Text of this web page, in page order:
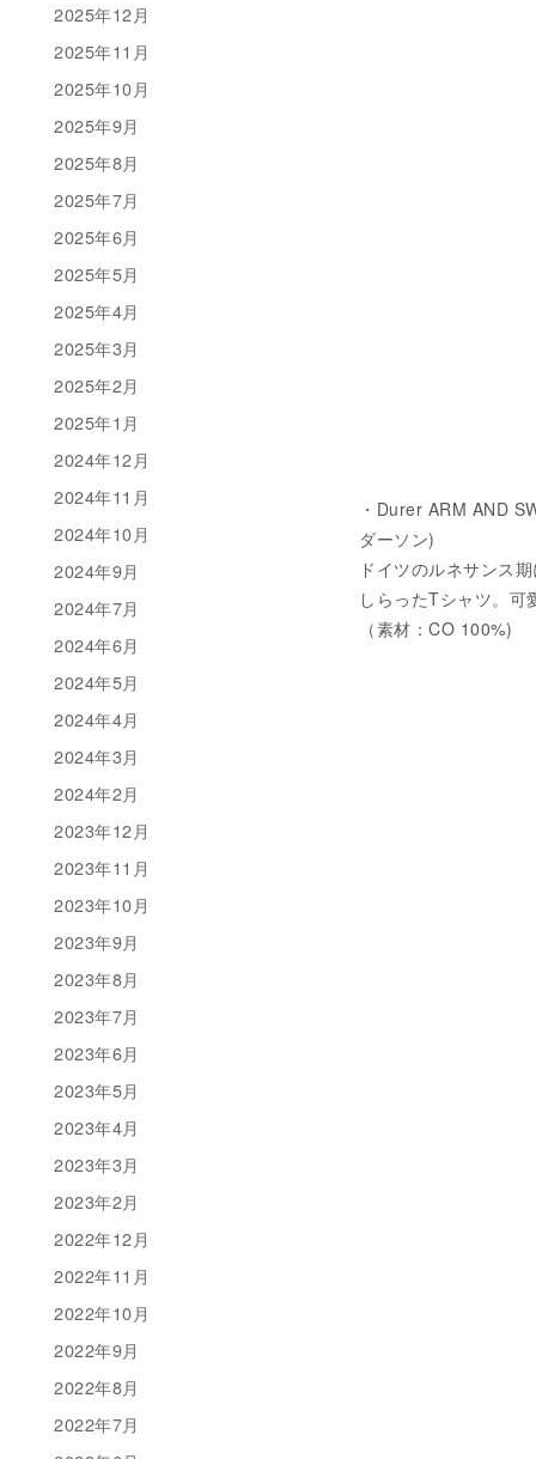
・Durer ARM AND
ダーソン)
ドイツのルネサンス
しらったTシャツ。
（素材：CO 100%)
2025年12月
2025年11月
2025年10月
2025年9月
2025年8月
2025年7月
2025年6月
2025年5月
2025年4月
2025年3月
2025年2月
2025年1月
2024年12月
2024年11月
2024年10月
2024年9月
2024年7月
2024年6月
2024年5月
2024年4月
2024年3月
2024年2月
2023年12月
2023年11月
2023年10月
2023年9月
2023年8月
2023年7月
2023年6月
2023年5月
2023年4月
2023年3月
2023年2月
2022年12月
2022年11月
2022年10月
2022年9月
2022年8月
2022年7月